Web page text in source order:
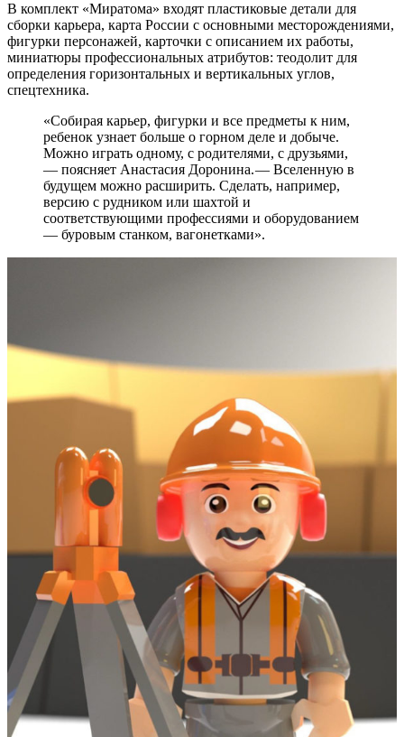
В комплект «Миратома» входят пластиковые детали для
сборки карьера, карта России с основными месторождениями,
фигурки персонажей, карточки с описанием их работы,
миниатюры профессиональных атрибутов: теодолит для
определения горизонтальных и вертикальных углов,
спецтехника.
«Собирая карьер, фигурки и все предметы к ним,
ребенок узнает больше о горном деле и добыче.
Можно играть одному, с родителями, с друзьями,
— ​поясняет Анастасия Доронина. — ​Вселенную в
будущем можно расширить. Сделать, например,
версию с рудником или шахтой и
соответствующими профессиями и оборудованием
— ​буровым станком, вагонетками».